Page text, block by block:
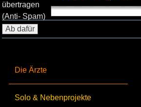
Die Ärzte
Solo & Nebenprojekte
übertragen
(Anti- Spam)